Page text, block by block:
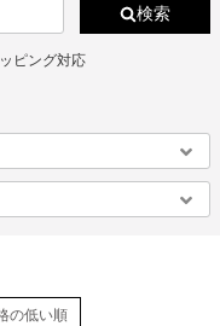
検索
ピング対応
の低い順